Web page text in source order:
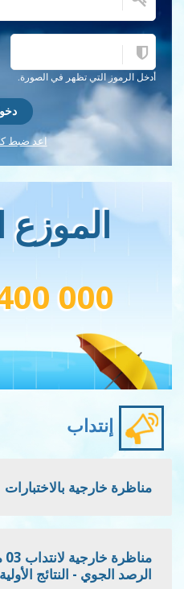
أدخل الرموز التي تظهر في الصورة.
اعد ضبط
000
إنتداب
مناظرة خارجية بالاختبارات
الرصد الجوي - النتائج الأولية